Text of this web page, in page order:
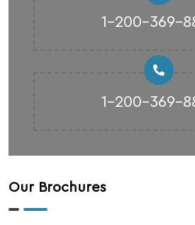
1-200-369-
1-200-369-
Our Brochures